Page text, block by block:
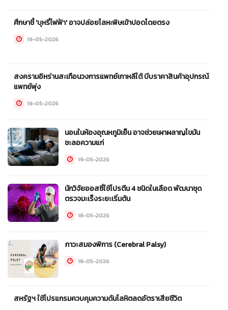
ศึกษาชี้ 'บุหรี่ไฟฟ้า' อาจปล่อยโลหะพิษเข้าปอดโดยตรง
19-05-2026
สงครามอิหร่านสะเทือนวงการแพทย์เกาหลีใต้ บีบราคาสินค้าอุปกรณ์
แพทย์พุ่ง
19-05-2026
นอนในห้องอุณหภูมิเย็น อาจช่วยเผาผลาญไขมัน
ชะลอความแก่
19-05-2026
นักวิจัยออสซี่ใช้โปรตีน 4 ชนิดในเลือด พัฒนาชุด
ตรวจมะเร็งระยะเริ่มต้น
18-05-2026
ภาวะสมองพิการ (Cerebral Palsy)
18-05-2026
สหรัฐฯ ใช้โปรแกรมควบคุมความดันโลหิตลดอัตราเสียชีวิต